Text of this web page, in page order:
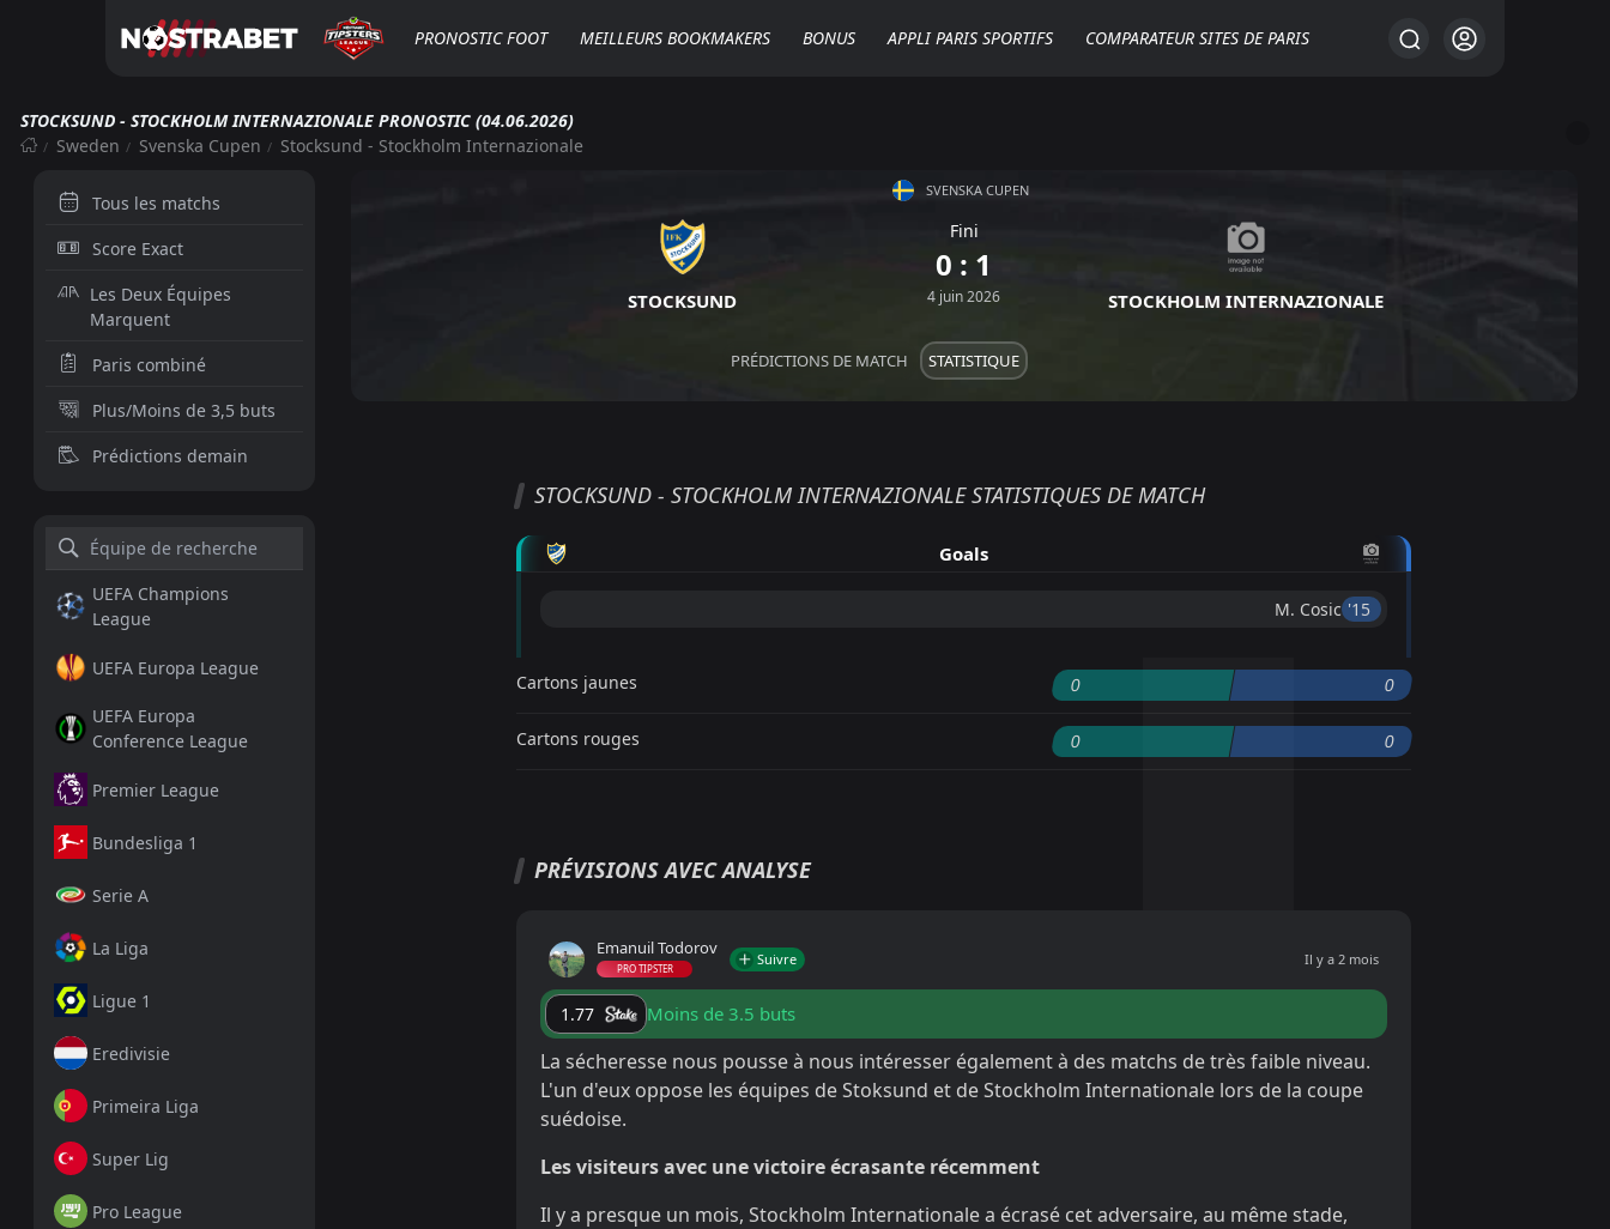
PRONOSTIC FOOT MEILLEURS BOOKMAKERS BONUS APPLI PARIS SPORTIFS COMPARATEUR SITES DE PARIS
STOCKSUND - STOCKHOLM INTERNAZIONALE PRONOSTIC (04.06.2026)
Sweden
Svenska Cupen Stocksund - Stockholm Internazionale
Tous les matchs
Score Exact
Les Deux Équipes
Marquent
Paris combiné
Plus/Moins de 3,5 buts
Prédictions demain
UEFA Champions
League
UEFA Europa League
UEFA Europa
Conference League
Premier League
Bundesliga 1
Serie A
La Liga
Ligue 1
Eredivisie
Primeira Liga
Super Lig
Pro League
SVENSKA CUPEN
STOCKSUND
Fini
0 : 1
4 juin 2026 STOCKHOLM INTERNAZIONALE
PRÉDICTIONS DE MATCH STATISTIQUE
STOCKSUND - STOCKHOLM INTERNAZIONALE STATISTIQUES DE MATCH
Goals
M. Cosic '15 ︎
Cartons jaunes 0 0
Cartons rouges 0 0
PRÉVISIONS AVEC ANALYSE
Emanuil Todorov
PRO TIPSTER
Suivre Il y a 2 mois
1.77 Moins de 3.5 buts
La sécheresse nous pousse à nous intéresser également à des matchs de très faible niveau.
L'un d'eux oppose les équipes de Stoksund et de Stockholm Internationale lors de la coupe
suédoise.
Les visiteurs avec une victoire écrasante récemment
Il y a presque un mois, Stockholm Internationale a écrasé cet adversaire, au même stade,